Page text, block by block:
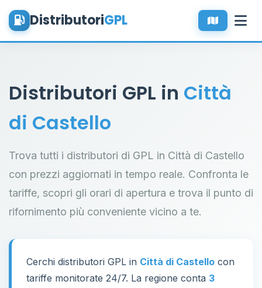
DistributoriGPL
Distributori GPL in Città
di Castello
Trova tutti i distributori di GPL in Città di Castello
con prezzi aggiornati in tempo reale. Confronta le
tariffe, scopri gli orari di apertura e trova il punto di
rifornimento più conveniente vicino a te.
Cerchi distributori GPL in Città di Castello con
tariffe monitorate 24/7. La regione conta 3